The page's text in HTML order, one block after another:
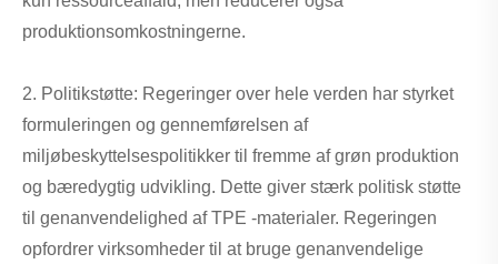
produktionsomkostningerne.
2. Politikstøtte: Regeringer over hele verden har styrket
formuleringen og gennemførelsen af ​​
miljøbeskyttelsespolitikker til fremme af grøn produktion
og bæredygtig udvikling. Dette giver stærk politisk støtte
til genanvendelighed af TPE -materialer. Regeringen
opfordrer virksomheder til at bruge genanvendelige